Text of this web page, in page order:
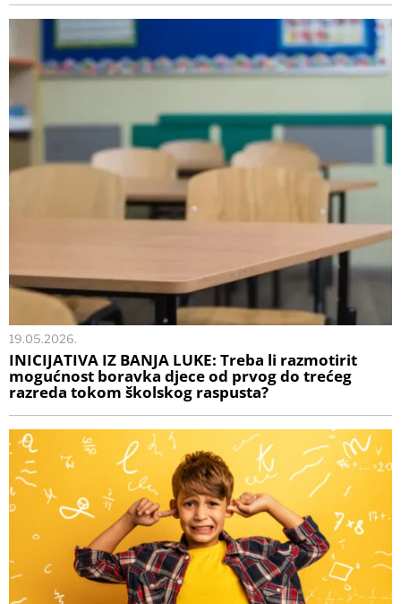
19.05.2026.
INICIJATIVA IZ BANJA LUKE: Treba li razmotirit
mogućnost boravka djece od prvog do trećeg
razreda tokom školskog raspusta?